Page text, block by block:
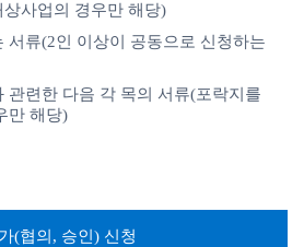
사업의 경우만 해당)
서류(2인 이상이 공동으로 신청하는
관련한 다음 각 목의 서류(포락지를
만 해당)
(협의, 승인) 신청